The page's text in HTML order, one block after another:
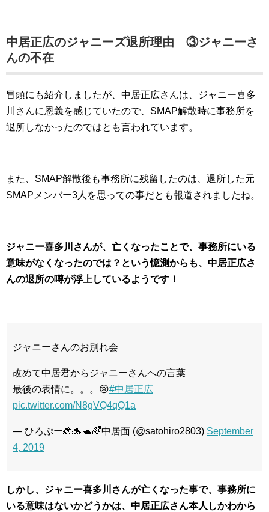
中居正広のジャニーズ退所理由 ③ジャニーさ
んの不在
冒頭にも紹介しましたが、中居正広さんは、ジャニー喜多
川さんに恩義を感じていたので、SMAP解散時に事務所を
退所しなかったのではとも言われています。
また、SMAP解散後も事務所に残留したのは、退所した元
SMAPメンバー3人を思っての事だとも報道されましたね。
ジャニー喜多川さんが、亡くなったことで、事務所にいる
意味がなくなったのでは？という憶測からも、中居正広さ
んの退所の噂が浮上しているようです！
ジャニーさんのお別れ会
改めて中居君からジャニーさんへの言葉
最後の表情に。。。😢#中居正広
pic.twitter.com/N8gVQ4qQ1a
— ひろぷー🐞🐬🐢🌈中居面 (@satohiro2803) September
4, 2019
しかし、ジャニー喜多川さんが亡くなった事で、事務所に
いる意味はないかどうかは、中居正広さん本人しかわから